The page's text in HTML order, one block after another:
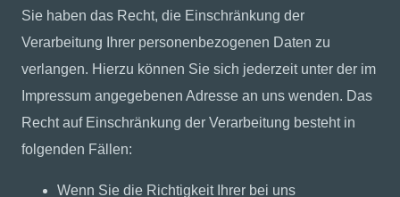
Sie haben das Recht, die Einschränkung der
Verarbeitung Ihrer personenbezogenen Daten zu
verlangen. Hierzu können Sie sich jederzeit unter der im
Impressum angegebenen Adresse an uns wenden. Das
Recht auf Einschränkung der Verarbeitung besteht in
folgenden Fällen:
Wenn Sie die Richtigkeit Ihrer bei uns